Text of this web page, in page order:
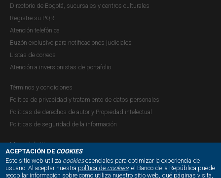
ACEPTACIÓN DE COOKIES
Este sitio web utiliza cookiesesenciales para optimizar la experiencia de
usuario. Al aceptar nuestra política de cookies, el Banco de la República puede
recopilar información sobre como utiliza nuestro sitio web, qué páginas visita,
Directorio de Bogotá, sucursales y centros culturales
Registre su PQR
Atención telefónica
Buzón exclusivo para notificaciones judiciales
Listas de correos
Atención a inversionistas de portafolio
Términos y condiciones
Política de privacidad y tratamiento de datos personales
Políticas de derechos de autor y Propiedad intelectual
Políticas de seguridad de la información
Mapa del sitio